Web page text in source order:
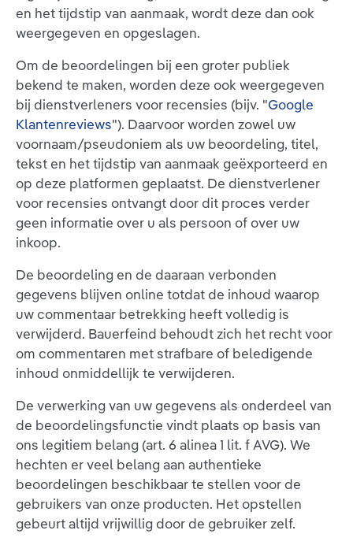
en het tijdstip van aanmaak, wordt deze dan ook
weergegeven en opgeslagen.
Om de beoordelingen bij een groter publiek
bekend te maken, worden deze ook weergegeven
bij dienstverleners voor recensies (bijv. "Google
Klantenreviews"). Daarvoor worden zowel uw
voornaam/pseudoniem als uw beoordeling, titel,
tekst en het tijdstip van aanmaak geëxporteerd en
op deze platformen geplaatst. De dienstverlener
voor recensies ontvangt door dit proces verder
geen informatie over u als persoon of over uw
inkoop.
De beoordeling en de daaraan verbonden
gegevens blijven online totdat de inhoud waarop
uw commentaar betrekking heeft volledig is
verwijderd. Bauerfeind behoudt zich het recht voor
om commentaren met strafbare of beledigende
inhoud onmiddellijk te verwijderen.
De verwerking van uw gegevens als onderdeel van
de beoordelingsfunctie vindt plaats op basis van
ons legitiem belang (art. 6 alinea 1 lit. f AVG). We
hechten er veel belang aan authentieke
beoordelingen beschikbaar te stellen voor de
gebruikers van onze producten. Het opstellen
gebeurt altijd vrijwillig door de gebruiker zelf.